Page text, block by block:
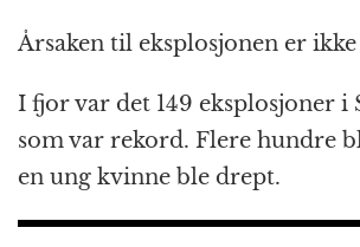
Årsaken til eksplosjonen er
I fjor var det 149 eksplosjoner i
som var rekord. Flere hundre
en ung kvinne ble drept.